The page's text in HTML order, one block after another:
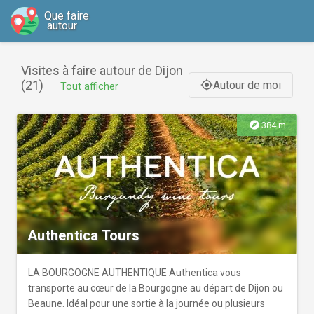
Que faire
autour
Visites à faire autour de Dijon
(21)
Tout afficher gps_fixedAutour de moi
explore384 m
Authentica Tours
LA BOURGOGNE AUTHENTIQUE Authentica vous
transporte au cœur de la Bourgogne au départ de Dijon ou
Beaune. Idéal pour une sortie à la journée ou plusieurs